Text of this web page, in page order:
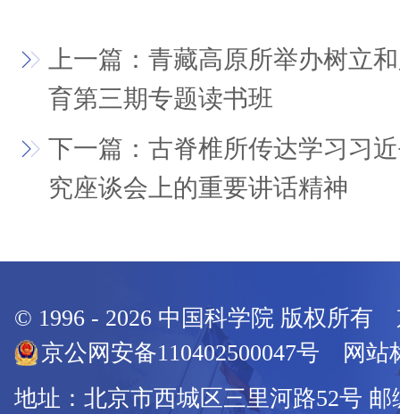
上一篇：青藏高原所举办树立
育第三期专题读书班
下一篇：古脊椎所传达学习习
究座谈会上的重要讲话精神
© 1996 - 2026 中国科学院 版权所有
京公网安备110402500047号 网站
地址：北京市西城区三里河路52号 邮